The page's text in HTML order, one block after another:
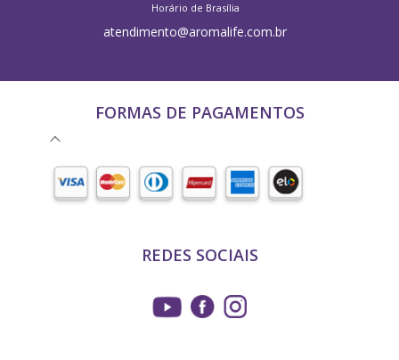
Horário de Brasília
atendimento@aromalife.com.br
FORMAS DE PAGAMENTOS
REDES SOCIAIS